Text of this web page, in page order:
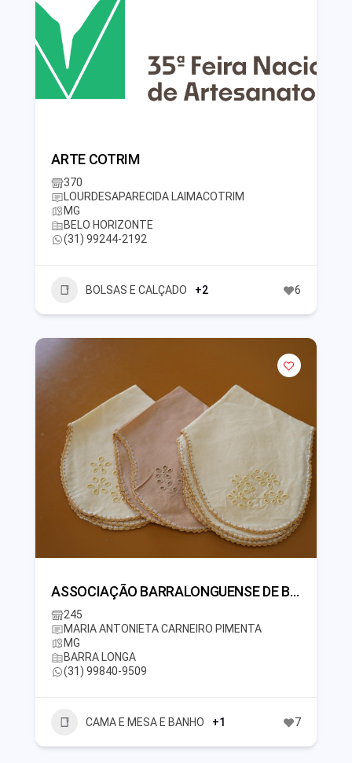
ARTE COTRIM
370
LOURDESAPARECIDA LAIMACOTRIM
MG
BELO HORIZONTE
(31) 99244-2192
BOLSAS E CALÇADO +2 6
ASSOCIAÇÃO BARRALONGUENSE DE BORDADEIRAS E ARTESÃOS
245
MARIA ANTONIETA CARNEIRO PIMENTA
MG
BARRA LONGA
(31) 99840-9509
CAMA E MESA E BANHO +1 7